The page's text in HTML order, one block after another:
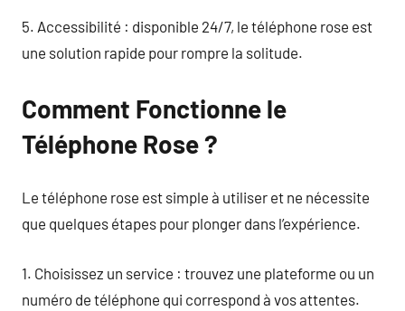
5. Accessibilité : disponible 24/7, le téléphone rose est
une solution rapide pour rompre la solitude.
Comment Fonctionne le
Téléphone Rose ?
Le téléphone rose est simple à utiliser et ne nécessite
que quelques étapes pour plonger dans l’expérience.
1. Choisissez un service : trouvez une plateforme ou un
numéro de téléphone qui correspond à vos attentes.